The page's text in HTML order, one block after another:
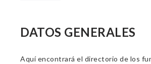
DATOS GENERALES
Aquí encontrará el directorio de los